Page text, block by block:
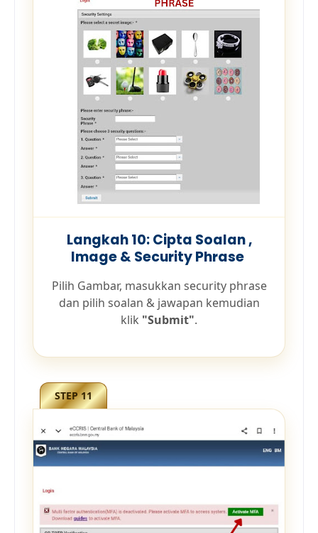
Langkah 10: Cipta Soalan ,
Image & Security Phrase
Pilih Gambar, masukkan security phrase
dan pilih soalan & jawapan kemudian
klik "Submit".
STEP 11